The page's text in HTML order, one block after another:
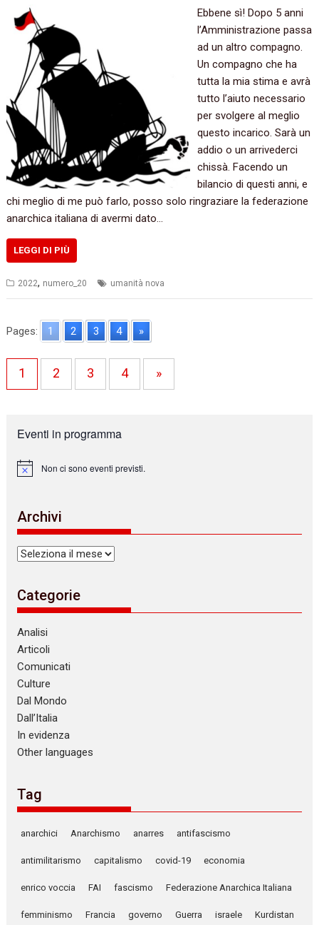
Ebbene sì! Dopo 5 anni
l’Amministrazione passa
ad un altro compagno.
Un compagno che ha
tutta la mia stima e avrà
tutto l’aiuto necessario
per svolgere al meglio
questo incarico. Sarà un
addio o un arrivederci
chissà. Facendo un
bilancio di questi anni, e
chi meglio di me può farlo, posso solo ringraziare la federazione
anarchica italiana di avermi dato…
LEGGI DI PIÙ
2022, numero_20 umanità nova
Pages: 1 2 3 4 »
1 2 3 4 »
Eventi in programma
N
c
e
Non ci sono eventi previsti.
Archivi
Archivi
Categorie
Analisi
Articoli
Comunicati
Culture
Dal Mondo
Dall’Italia
In evidenza
Other languages
Tag
anarchici Anarchismo anarres antifascismo
antimilitarismo capitalismo covid-19 economia
enrico voccia FAI fascismo Federazione Anarchica Italiana
femminismo Francia governo Guerra israele Kurdistan